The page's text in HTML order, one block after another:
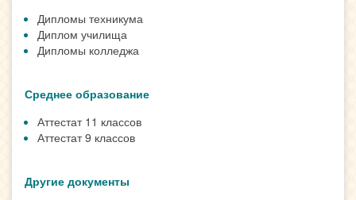
Дипломы техникума
Диплом училища
Дипломы колледжа
Среднее образование
Аттестат 11 классов
Аттестат 9 классов
Другие документы